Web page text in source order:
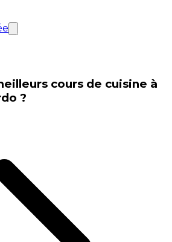
cours de cuisine à
?